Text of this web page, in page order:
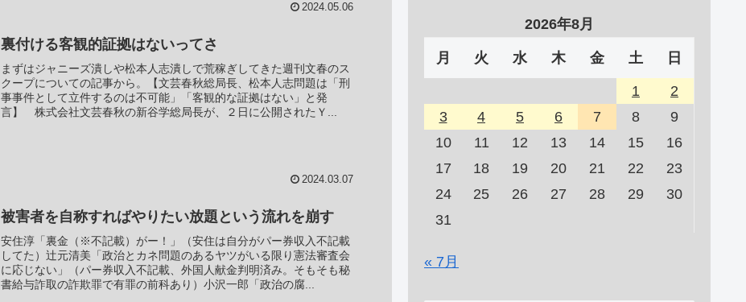
2024.05.06
裏付ける客観的証拠はないってさ
まずはジャニーズ潰しや松本人志潰しで荒稼ぎしてきた週刊文春のス
クープについての記事から。【文芸春秋総局長、松本人志問題は「刑
事事件として立件するのは不可能」「客観的な証拠はない」と発
言】 株式会社文芸春秋の新谷学総局長が、２日に公開されたＹ...
2024.03.07
被害者を自称すればやりたい放題という流れを崩す
安住淳「裏金（※不記載）がー！」（安住は自分がパー券収入不記載
してた）辻元清美「政治とカネ問題のあるヤツがいる限り憲法審査会
に応じない」（パー券収入不記載、外国人献金判明済み。そもそも秘
書給与詐取の詐欺罪で有罪の前科あり）小沢一郎「政治の腐...
2026年8月
月 火 水 木 金 土 日
1
2
3
4 5 6 7 8
9
10
11 12 13 14 15
16
17
18 19 20 21 22
23
24
25 26 27 28 29
30
31
« 7月